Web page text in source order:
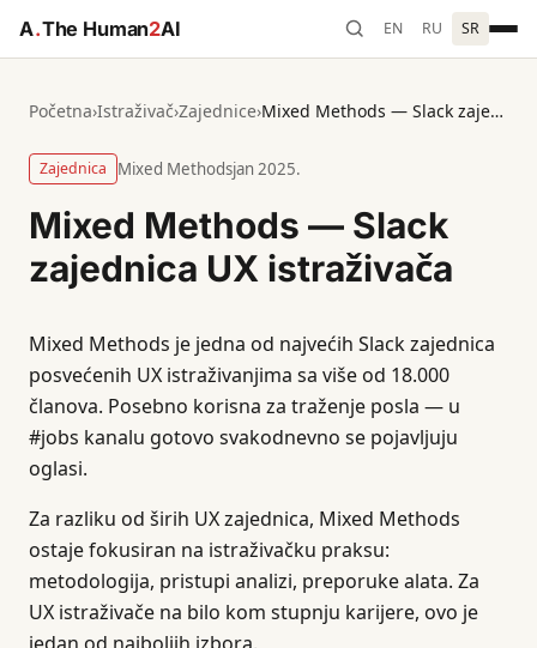
A.The Human2AI EN RU SR
Početna›Istraživač›Zajednice› Mixed Methods — Slack zajednica UX istraživača
Zajednica Mixed Methodsjan 2025.
Mixed Methods — Slack
zajednica UX istraživača
Mixed Methods je jedna od najvećih Slack zajednica
posvećenih UX istraživanjima sa više od 18.000
članova. Posebno korisna za traženje posla — u
#jobs kanalu gotovo svakodnevno se pojavljuju
oglasi.
Za razliku od širih UX zajednica, Mixed Methods
ostaje fokusiran na istraživačku praksu:
metodologija, pristupi analizi, preporuke alata. Za
UX istraživače na bilo kom stupnju karijere, ovo je